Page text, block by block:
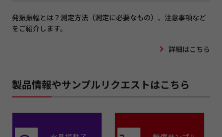
発振振幅とは？測定方法（測定に必要なもの）、注意事項など
をご紹介します。
詳細はこちら
製品情報やサンプルリクエストはこちら